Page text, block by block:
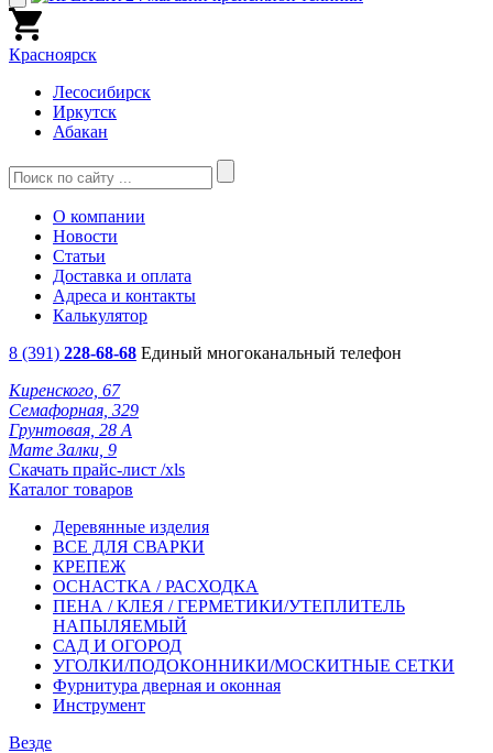
Красноярск
Лесосибирск
Иркутск
Абакан
О компании
Новости
Статьи
Доставка и оплата
Адреса и контакты
Калькулятор
8 (391) 228-68-68 Единый многоканальный телефон
Киренского, 67
Семафорная, 329
Грунтовая, 28 А
Мате Залки, 9
Скачать прайс-лист /xls
Каталог товаров
Деревянные изделия
ВСЕ ДЛЯ СВАРКИ
КРЕПЕЖ
ОСНАСТКА / РАСХОДКА
ПЕНА / КЛЕЯ / ГЕРМЕТИКИ/УТЕПЛИТЕЛЬ
НАПЫЛЯЕМЫЙ
САД И ОГОРОД
УГОЛКИ/ПОДОКОННИКИ/МОСКИТНЫЕ СЕТКИ
Фурнитура дверная и оконная
Инструмент
Везде